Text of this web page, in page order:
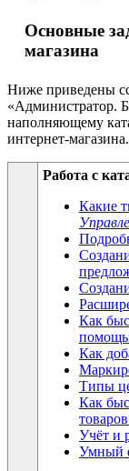
Основные
магазина
Ниже приведены
«Администратор.
наполняющему
интернет-магазина.
Работа с
Какие
Как
Как
Типы
Как
Учёт и
Умный